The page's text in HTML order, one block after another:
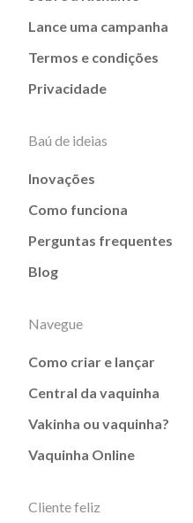
Lance uma campanha
Termos e condições
Privacidade
Baú de ideias
Inovações
Como funciona
Perguntas frequentes
Blog
Navegue
Como criar e lançar
Central da vaquinha
Vakinha ou vaquinha?
Vaquinha Online
Cliente feliz